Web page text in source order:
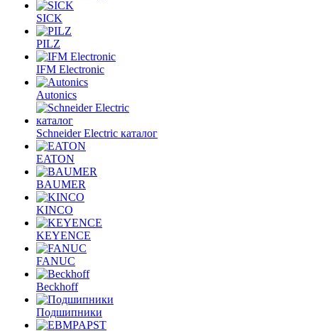
SICK
PILZ
IFM Electronic
Autonics
Schneider Electric каталог
EATON
BAUMER
KINCO
KEYENCE
FANUC
Beckhoff
Подшипники